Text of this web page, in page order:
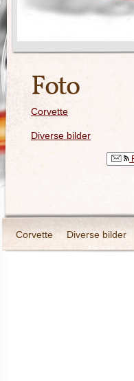
Foto
Corvette
Diverse bilder
Corvette Diverse bilder